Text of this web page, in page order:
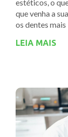
estéticos, o
que venha a
os dentes
LEIA MAIS